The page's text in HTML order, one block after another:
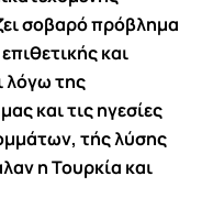
σοβαρό πρόβλημα
και
λόγω της
και τις ηγεσίες
τής λύσης
η Τουρκία και